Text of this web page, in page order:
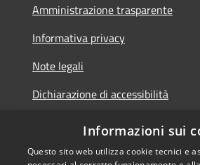
Amministrazione trasparente
Informativa privacy
Note legali
Dichiarazione di accessibilità
Piano di miglioramento dei servizi
Informazioni sui
Questo sito web utilizza cookie tecnici e